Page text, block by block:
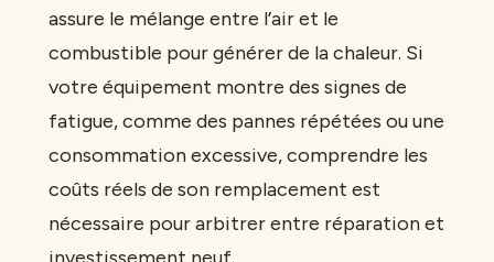
assure le mélange entre l’air et le
combustible pour générer de la chaleur. Si
votre équipement montre des signes de
fatigue, comme des pannes répétées ou une
consommation excessive, comprendre les
coûts réels de son remplacement est
nécessaire pour arbitrer entre réparation et